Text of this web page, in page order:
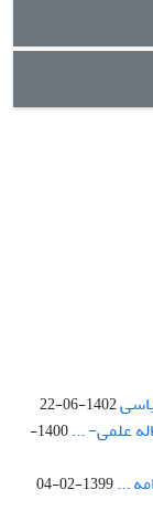
1402-06-22
علمی- ...
1400-
...
1399-02-04